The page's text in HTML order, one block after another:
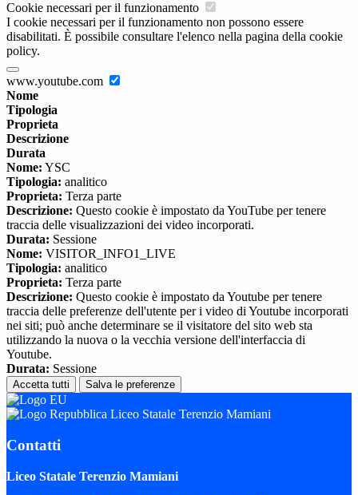
Cookie necessari per il funzionamento
I cookie necessari per il funzionamento non possono essere
disabilitati. È possibile consultare l'elenco nella pagina della cookie
policy.
www.youtube.com
Nome
Tipologia
Proprieta
Descrizione
Durata
Nome: YSC
Tipologia: analitico
Proprieta: Terza parte
Descrizione: Questo cookie è impostato da YouTube per tenere
traccia delle visualizzazioni dei video incorporati.
Durata: Sessione
Nome: VISITOR_INFO1_LIVE
Tipologia: analitico
Proprieta: Terza parte
Descrizione: Questo cookie è impostato da Youtube per tenere
traccia delle preferenze dell'utente per i video di Youtube incorporati
nei siti; può anche determinare se il visitatore del sito web sta
utilizzando la nuova o la vecchia versione dell'interfaccia di
Youtube.
Durata: Sessione
Accetta tutti Salva le preferenze
Liceo Statale Terenzio Mamiani
Contatti
Liceo Statale Terenzio Mamiani